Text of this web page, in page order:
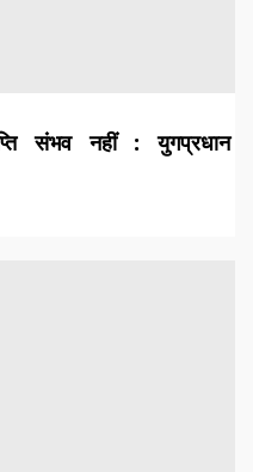
संभव नहीं : युगप्रधान